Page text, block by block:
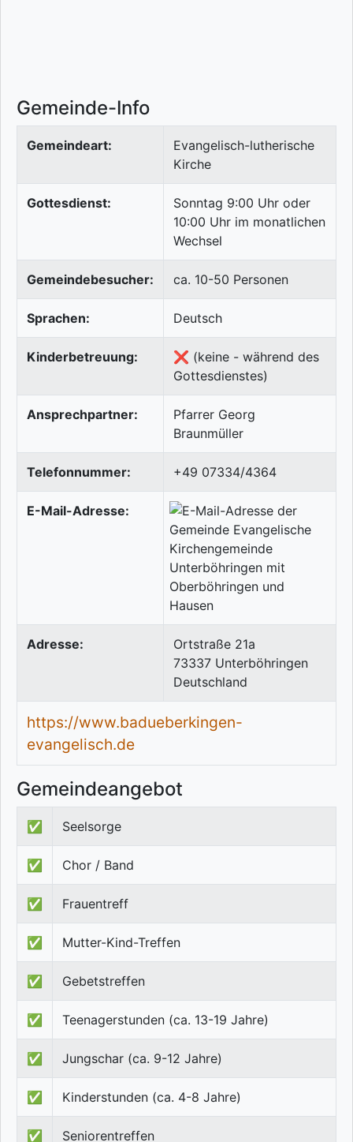
Gemeinde-Info
Gemeindeart:
Evangelisch-lutherische
Kirche
Gottesdienst:
Sonntag 9:00 Uhr oder
10:00 Uhr im monatlichen
Wechsel
Gemeindebesucher: ca. 10-50 Personen
Sprachen: Deutsch
Kinderbetreuung:
❌ (keine - während des
Gottesdienstes)
Ansprechpartner:
Pfarrer Georg
Braunmüller
Telefonnummer: +49 07334/4364
E-Mail-Adresse:
Adresse:
Ortstraße 21a
73337 Unterböhringen
Deutschland
https://www.badueberkingen-
evangelisch.de
Gemeindeangebot
✅ Seelsorge
✅ Chor / Band
✅ Frauentreff
✅ Mutter-Kind-Treffen
✅ Gebetstreffen
✅ Teenagerstunden (ca. 13-19 Jahre)
✅ Jungschar (ca. 9-12 Jahre)
✅ Kinderstunden (ca. 4-8 Jahre)
✅ Seniorentreffen